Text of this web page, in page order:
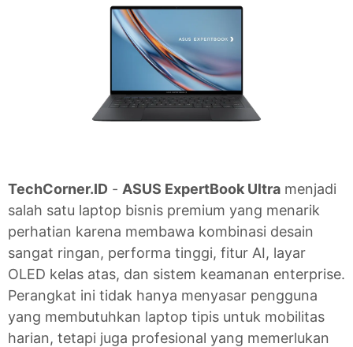
TechCorner.ID - ASUS ExpertBook Ultra menjadi
salah satu laptop bisnis premium yang menarik
perhatian karena membawa kombinasi desain
sangat ringan, performa tinggi, fitur AI, layar
OLED kelas atas, dan sistem keamanan enterprise.
Perangkat ini tidak hanya menyasar pengguna
yang membutuhkan laptop tipis untuk mobilitas
harian, tetapi juga profesional yang memerlukan